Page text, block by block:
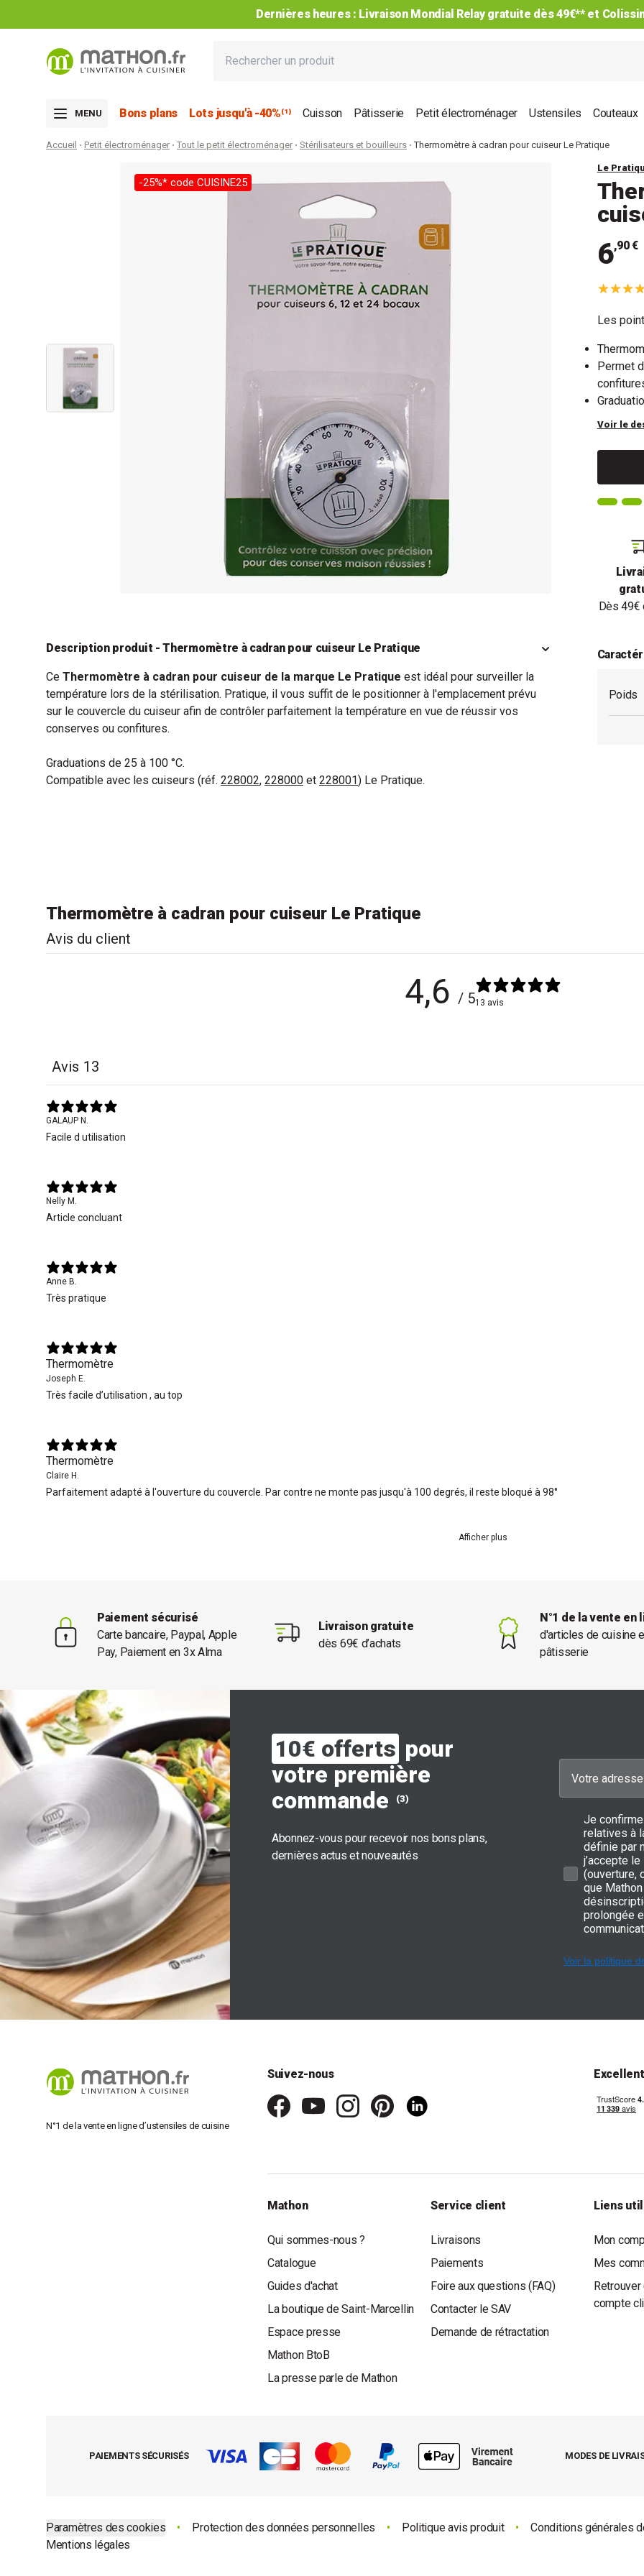
Dernières heures : Livraison Mondial Relay gratuite dès 49€** et
MENU Bons plans Lots jusqu'à -40%⁽¹⁾ Cuisson Pâtisserie Petit électroménager Ustensiles Couteaux
Accueil Petit électroménager Tout le petit électroménager Stérilisateurs et bouilleurs Thermomètre à cadran pour cuiseur Le Pratique
-25%* code CUISINE25
Le
6,90 €
Les
Permet
Voir le
Dès 49€
Poids
Description produit - Thermomètre à cadran pour cuiseur Le Pratique
Ce Thermomètre à cadran pour cuiseur de la marque Le Pratique est idéal pour surveiller la
température lors de la stérilisation. Pratique, il vous suffit de le positionner à l'emplacement prévu
sur le couvercle du cuiseur afin de contrôler parfaitement la température en vue de réussir vos
conserves ou confitures.
Graduations de 25 à 100 °C.
Compatible avec les cuiseurs (réf. 228002, 228000 et 228001) Le Pratique.
Thermomètre à cadran pour cuiseur Le Pratique
Avis du client
4,6 / 513 avis
Avis 13
GALAUP N.
Facile d utilisation
Nelly M.
Article concluant
Anne B.
Très pratique
Thermomètre
Joseph E.
Très facile d’utilisation , au top
Thermomètre
Claire H.
Parfaitement adapté à l'ouverture du couvercle. Par contre ne monte pas jusqu'à 100 degrés, il reste bloqué à 98°
Afficher plus
Paiement sécurisé
Carte bancaire, Paypal, Apple
Pay, Paiement en 3x Alma
Livraison gratuite
dès 69€ d’achats
N°1 de la vente en
d'articles de cuisine
pâtisserie
10€ offerts pour
votre première
commande
(3)
Abonnez-vous pour recevoir nos bons plans,
dernières actus et nouveautés
Je
relatives à
définie par
j’accepte
(ouverture,
que
prolongée
Voir la politique
N°1 de la vente en ligne d’ustensiles de cuisine
Suivez-nous Excellent
Mathon
Qui sommes-nous ?
Catalogue
Guides d'achat
La boutique de Saint-Marcellin
Espace presse
Mathon BtoB
La presse parle de Mathon
Service client
Livraisons
Paiements
Foire aux questions (FAQ)
Contacter le SAV
Demande de rétractation
Liens
Mon
Mes
compte
PAIEMENTS SÉCURISÉS MODES DE
Paramètres des cookies • Protection des données personnelles • Politique avis produit • Conditions générales
Mentions légales